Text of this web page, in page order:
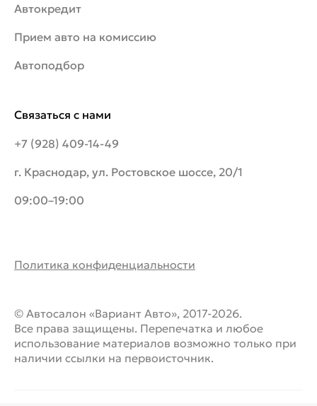
Связаться с нами
+7 (928) 409-14-49
г. Краснодар, ул. Ростовское шоссе, 20/1
09:00–19:00
Автокредит
Прием авто на комиссию
Автоподбор
Политика конфиденциальности
© Автосалон «Вариант Авто», 2017-2026.
Все права защищены. Перепечатка и любое
использование материалов возможно только при
наличии ссылки на первоисточник.